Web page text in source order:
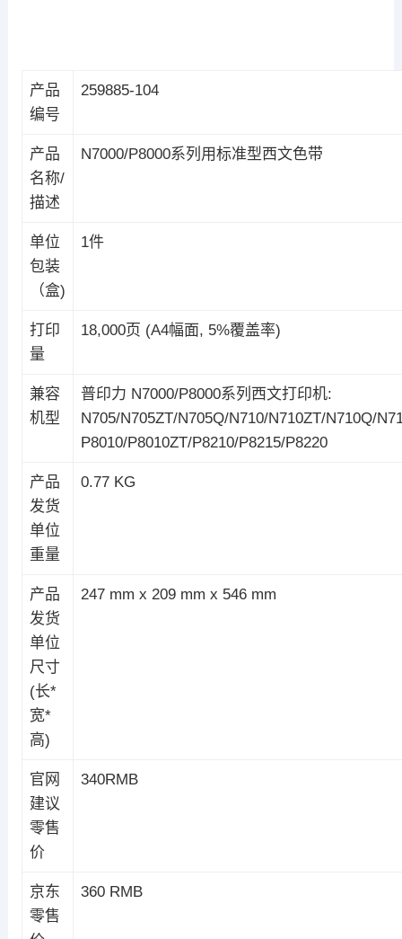
产品
编号
259885-104
产品
名称/
描述
N7000/P8000系列用标准型西文色带
单位
包装
（盒)
1件
打印
量
18,000页 (A4幅面, 5%覆盖率)
兼容
机型
普印力 N7000/P8000系列西文打印机:
N705/N705ZT/N705Q/N710/N710ZT/N710Q/
P8010/P8010ZT/P8210/P8215/P8220
产品
发货
单位
重量
0.77 KG
产品
发货
单位
尺寸
(长*
宽*
高)
247 mm x 209 mm x 546 mm
官网
建议
零售
价
340RMB
京东
零售
360 RMB